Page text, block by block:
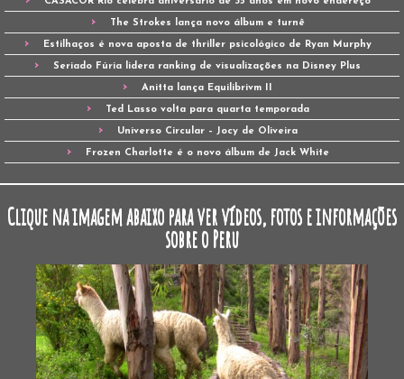
The Strokes lança novo álbum e turnê
Estilhaços é nova aposta de thriller psicológico de Ryan Murphy
Seriado Fúria lidera ranking de visualizações na Disney Plus
Anitta lança Equilibrivm II
Ted Lasso volta para quarta temporada
Universo Circular – Jocy de Oliveira
Frozen Charlotte é o novo álbum de Jack White
Clique na imagem abaixo para ver vídeos, fotos e informações
sobre o Peru